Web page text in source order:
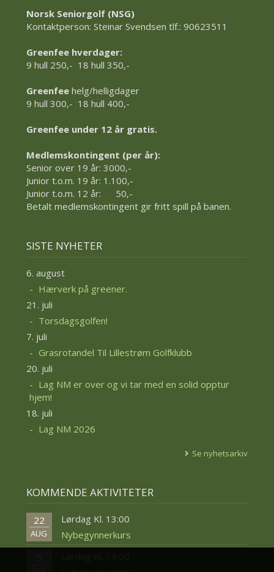
Norsk Seniorgolf (NSG)
Kontaktperson: Steinar Svendsen tlf.: 90623511
Greenfee hverdager:
9 hull 250,- 18 hull 350,-
Greenfee helg/helligdager
9 hull 300,- 18 hull 400,-
Greenfee under 12 år gratis.
Medlemskontingent (per år):
Senior over 19 år: 3000,-
Junior t.o.m. 19 år: 1.100,-
Junior t.o.m. 12 år: 50,-
Betalt medlemskontingent gir fritt spill på banen.
SISTE NYHETER
6. august
Hærverk på greener.
21. juli
Torsdagsgolfen!
7. juli
Grasrotandel Til Lillestrøm Golfklubb
20. juli
Lag NM er over og vi tar med en solid opptur
hjem!
18. juli
Lag NM 2026
Se nyhetsarkiv
KOMMENDE AKTIVITETER
22
AUG
Lørdag Kl. 13:00
Nybegynnerkurs